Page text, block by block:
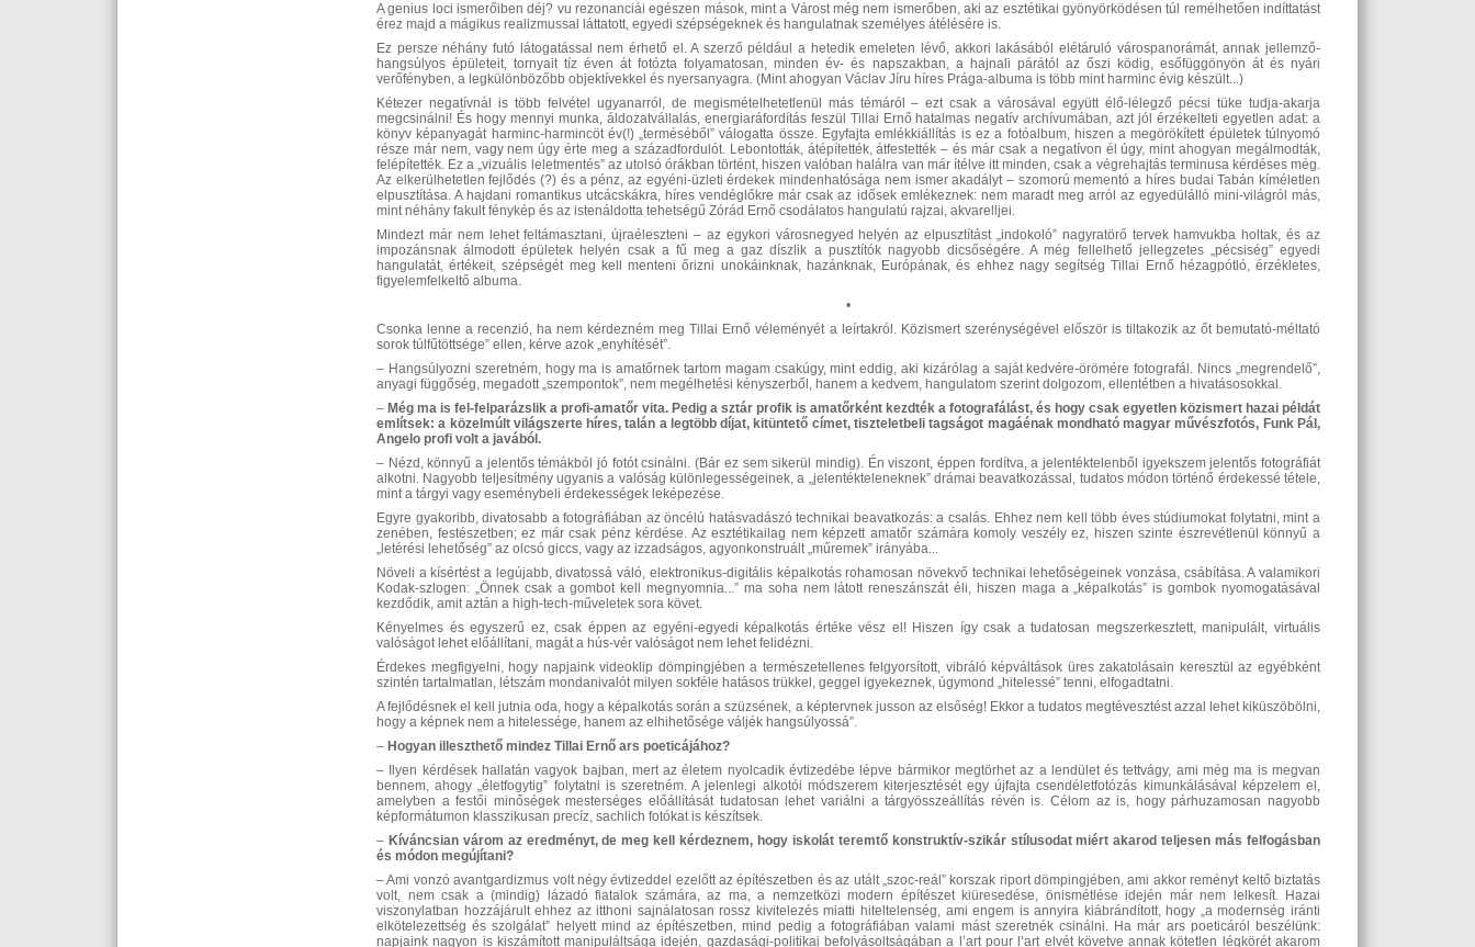
A genius loci ismerőiben déj? vu rezonanciái egészen mások, mint a Várost még nem ismerőben, aki az esztétikai gyönyörködésen túl remélhetően indíttatást
érez majd a mágikus realizmussal láttatott, egyedi szépségeknek és hangulatnak személyes átélésére is.
Ez persze néhány futó látogatással nem érhető el. A szerző például a hetedik emeleten lévő, akkori lakásából elétáruló várospanorámát, annak jellemző-
hangsúlyos épületeit, tornyaittíz éven át fotózta folyamatosan, minden év- és napszakban, a hajnali párától az őszi ködig, esőfüggönyön át és nyári
verőfényben, a legkülönbözőbb objektívekkel és nyersanyagra. (Mint ahogyan Václav Jíru híres Prága-albuma is több mint harminc évig készült...)
Kétezer negatívnál is több felvétel ugyanarról, de megismételhetetlenül más témáról – ezt csak a városával együtt élő-lélegző pécsi tüke tudja-akarja
megcsinálni! És hogy mennyi munka, áldozatvállalás, energiaráfordítás feszül Tillai Ernő hatalmas negatív archívumában, azt jól érzékelteti egyetlen adat: a
könyv képanyagát harminc-harmincöt év(!) „terméséből” válogatta össze. Egyfajta emlékkiállítás is ez a fotóalbum, hiszen a megörökített épületek túlnyomó
része már nem, vagy nem úgy érte meg a századfordulót. Lebontották, átépítették, átfestették – és már csak a negatívon él úgy, mint ahogyan megálmodták,
felépítették. Ez a „vizuális leletmentés” az utolsó órákban történt, hiszen valóban halálra van már ítélve itt minden, csak a végrehajtás terminusa kérdéses még.
Az elkerülhetetlen fejlődés (?) és a pénz, az egyéni-üzleti érdekek mindenhatósága nem ismer akadályt – szomorú mementó a híres budai Tabán kíméletlen
elpusztítása. A hajdani romantikus utcácskákra, híres vendéglőkre már csak az idősek emlékeznek: nem maradt meg arról az egyedülálló mini-világról más,
mint néhány fakult fénykép és az istenáldotta tehetségű Zórád Ernő csodálatos hangulatú rajzai, akvarelljei.
Mindezt már nem lehet feltámasztani, újraéleszteni – az egykori városnegyed helyén az elpusztítást „indokoló” nagyratörő tervek hamvukba holtak, és az
impozánsnak álmodott épületek helyén csak a fű meg a gaz díszlik a pusztítók nagyobb dicsőségére. A még fellelhető jellegzetes „pécsiség” egyedi
hangulatát, értékeit, szépségét meg kell menteni őrizni unokáinknak, hazánknak, Európának, és ehhez nagy segítség Tillai Ernő hézagpótló, érzékletes,
figyelemfelkeltő albuma.
•
Csonka lenne a recenzió, ha nem kérdezném meg Tillai Ernő véleményét a leírtakról. Közismert szerénységével először is tiltakozik az őt bemutató-méltató
sorok túlfűtöttsége” ellen, kérve azok „enyhítését”.
– Hangsúlyozni szeretném, hogy ma is amatőrnek tartom magam csakúgy, mint eddig, aki kizárólag a saját kedvére-örömére fotografál. Nincs „megrendelő”,
anyagi függőség, megadott „szempontok”, nem megélhetési kényszerből, hanem a kedvem, hangulatom szerint dolgozom, ellentétben a hivatásosokkal.
– Még ma is fel-felparázslik a profi-amatőr vita. Pedig a sztár profik is amatőrként kezdték a fotografálást, és hogy csak egyetlen közismert hazai példát
említsek: a közelmúlt világszerte híres, talán a legtöbb díjat, kitüntető címet, tiszteletbeli tagságot magáénak mondható magyar művészfotós, Funk Pál,
Angelo profi volt a javából.
– Nézd, könnyű a jelentős témákból jó fotót csinálni. (Bár ez sem sikerül mindig). Én viszont, éppen fordítva, a jelentéktelenből igyekszem jelentős fotográfiát
alkotni. Nagyobb teljesítmény ugyanis a valóság különlegességeinek, a „jelentékteleneknek” drámai beavatkozással, tudatos módon történő érdekessé tétele,
mint a tárgyi vagy eseménybeli érdekességek leképezése.
Egyre gyakoribb, divatosabb a fotográfiában az öncélú hatásvadászó technikai beavatkozás: a csalás. Ehhez nem kell több éves stúdiumokat folytatni, mint a
zenében, festészetben; ez már csak pénz kérdése. Az esztétikailag nem képzett amatőr számára komoly veszély ez, hiszen szinte észrevétlenül könnyű a
„letérési lehetőség” az olcsó giccs, vagy az izzadságos, agyonkonstruált „műremek” irányába...
Növeli a kísértést a legújabb, divatossá váló, elektronikus-digitális képalkotás rohamosan növekvő technikai lehetőségeinek vonzása, csábítása. A valamikori
Kodak-szlogen: „Önnek csak a gombot kell megnyomnia...” ma soha nem látott reneszánszát éli, hiszen maga a „képalkotás” is gombok nyomogatásával
kezdődik, amit aztán a high-tech-műveletek sora követ.
Kényelmes és egyszerű ez, csak éppen az egyéni-egyedi képalkotás értéke vész el! Hiszen így csak a tudatosan megszerkesztett, manipulált, virtuális
valóságot lehet előállítani, magát a hús-vér valóságot nem lehet felidézni.
Érdekes megfigyelni, hogy napjaink videoklip dömpingjében a természetellenes felgyorsított, vibráló képváltások üres zakatolásain keresztül az egyébként
szintén tartalmatlan, létszám mondanivalót milyen sokféle hatásos trükkel, geggel igyekeznek, úgymond „hitelessé” tenni, elfogadtatni.
A fejlődésnek el kell jutnia oda, hogy a képalkotás során a szüzsének, a képtervnek jusson az elsőség! Ekkor a tudatos megtévesztést azzal lehet kiküszöbölni,
hogy a képnek nem a hitelessége, hanem az elhihetősége váljék hangsúlyossá”.
– Hogyan illeszthető mindez Tillai Ernő ars poeticájához?
– Ilyen kérdések hallatán vagyok bajban, mert az életem nyolcadik évtizedébe lépve bármikor megtörhet az a lendület és tettvágy, ami még ma is megvan
bennem, ahogy „életfogytig” folytatni is szeretném. A jelenlegi alkotói módszerem kiterjesztését egy újfajta csendéletfotózás kimunkálásával képzelem el,
amelyben a festői minőségek mesterséges előállítását tudatosan lehet variálni a tárgyösszeállítás révén is. Célom az is, hogy párhuzamosan nagyobb
képformátumon klasszikusan precíz, sachlich fotókat is készítsek.
– Kíváncsian várom az eredményt, de meg kell kérdeznem, hogy iskolát teremtő konstruktív-szikár stílusodat miért akarod teljesen más felfogásban
és módon megújítani?
– Ami vonzó avantgardizmus volt négy évtizeddel ezelőtt az építészetben és az utált „szoc-reál” korszak riport dömpingjében, ami akkor reményt keltő biztatás
volt, nem csak a (mindig) lázadó fiatalok számára, az ma, a nemzetközi modern építészet kiüresedése, önismétlése idején már nem lelkesít. Hazai
viszonylatban hozzájárult ehhez az itthoni sajnálatosan rossz kivitelezés miatti hiteltelenség, ami engem is annyira kiábrándított, hogy „a modernség iránti
elkötelezettség és szolgálat” helyett mind az építészetben, mind pedig a fotográfiában valami mást szeretnék csinálni. Ha már ars poeticáról beszélünk:
napjaink nagyon is kiszámított manipuláltsága idején, gazdasági-politikai befolyásoltságában a l’art pour l’art elvét követve annak kötetlen légkörét akarom